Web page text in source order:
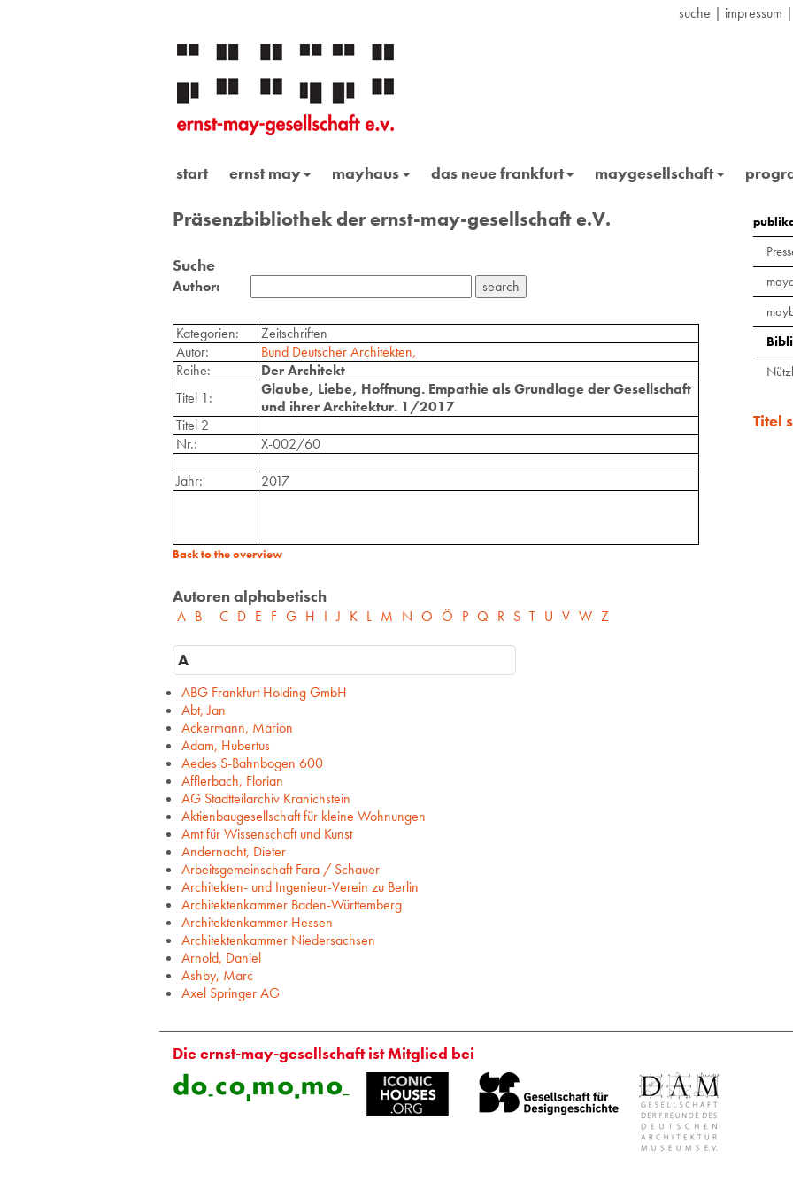
suche | impressum |
start ernst may mayhaus das neue frankfurt maygesellschaft
Präsenzbibliothek der ernst-may-gesellschaft e.V.
Suche
Author:
Kategorien:
Zeitschriften
Autor:
Bund Deutscher Architekten,
Reihe:
Der Architekt
Titel 1:
Glaube, Liebe, Hoffnung. Empathie als Grundlage der Gesellschaft
und ihrer Architektur. 1/2017
Titel 2
Nr.:
X-002/60
Jahr:
2017
Back to the overview
Autoren alphabetisch
A B C D E F G H I J K L M N O Ö P Q R S T U V W Z
A
ABG Frankfurt Holding GmbH
Abt, Jan
Ackermann, Marion
Adam, Hubertus
Aedes S-Bahnbogen 600
Afflerbach, Florian
AG Stadtteilarchiv Kranichstein
Aktienbaugesellschaft für kleine Wohnungen
Amt für Wissenschaft und Kunst
Andernacht, Dieter
Arbeitsgemeinschaft Fara / Schauer
Architekten- und Ingenieur-Verein zu Berlin
Architektenkammer Baden-Württemberg
Architektenkammer Hessen
Architektenkammer Niedersachsen
Arnold, Daniel
Ashby, Marc
Axel Springer AG
Titel
Die ernst-may-gesellschaft ist Mitglied bei